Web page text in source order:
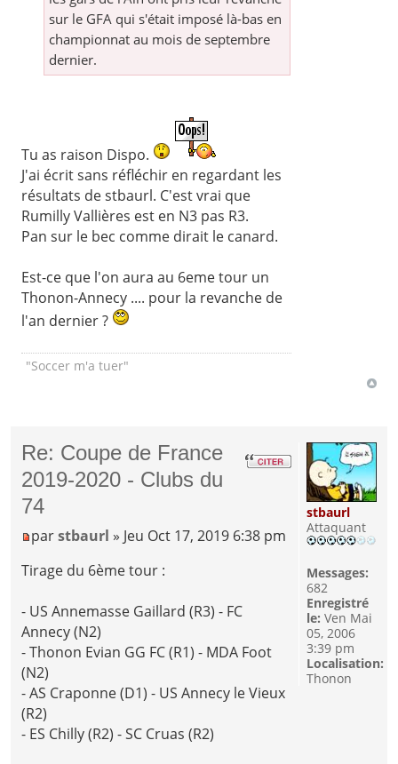
sur le GFA qui s'était imposé là-bas en
championnat au mois de septembre
dernier.
Tu as raison Dispo.
J'ai écrit sans réfléchir en regardant les
résultats de stbaurl. C'est vrai que
Rumilly Vallières est en N3 pas R3.
Pan sur le bec comme dirait le canard.
Est-ce que l'on aura au 6eme tour un
Thonon-Annecy .... pour la revanche de
l'an dernier ?
"Soccer m'a tuer"
Re: Coupe de France
2019-2020 - Clubs du
74
parstbaurl » Jeu Oct 17, 2019 6:38 pm
Tirage du 6ème tour :
- US Annemasse Gaillard (R3) - FC
Annecy (N2)
- Thonon Evian GG FC (R1) - MDA Foot
(N2)
- AS Craponne (D1) - US Annecy le Vieux
(R2)
- ES Chilly (R2) - SC Cruas (R2)
stbaurl
Attaquant
Messages:
682
Enregistré
le: Ven Mai
05, 2006
3:39 pm
Localisation:
Thonon